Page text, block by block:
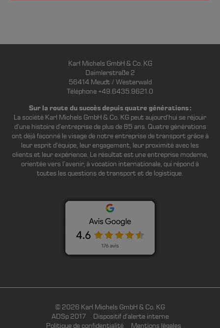
Karl Michels GmbH & Co. KG
Daimlerstraße 2
56414 Meudt / Westerwald
Téléphone +49.6435.9621.0
Sur la route du succès depuis quatre générations :
La société Karl Michels GmbH & Co. KG peut aujourd’hui se réjouir
d’une histoire d’entreprise de plus de 85 ans. Quatre générations
ont déjà façonné le visage de notre entreprise de transport grâce à
leur esprit d’équipe, leur engagement, leur proximité avec les
clients et leur expérience. Le résultat est une entreprise moderne,
orientée vers l’avenir, à vocation internationale, qui répond à
toutes les questions de transport et de logistique.
© 2026 Karl Michels GmbH & Co. KG
ADSp 2017
Dispositif d’alerte interne
Politique de confidentialité
Mentions légales